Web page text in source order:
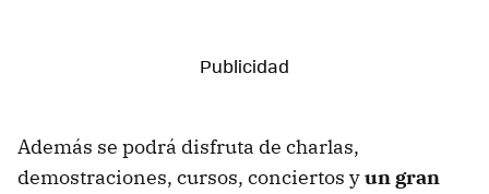
Además se podrá disfruta de charlas,
demostraciones, cursos, conciertos yun gran